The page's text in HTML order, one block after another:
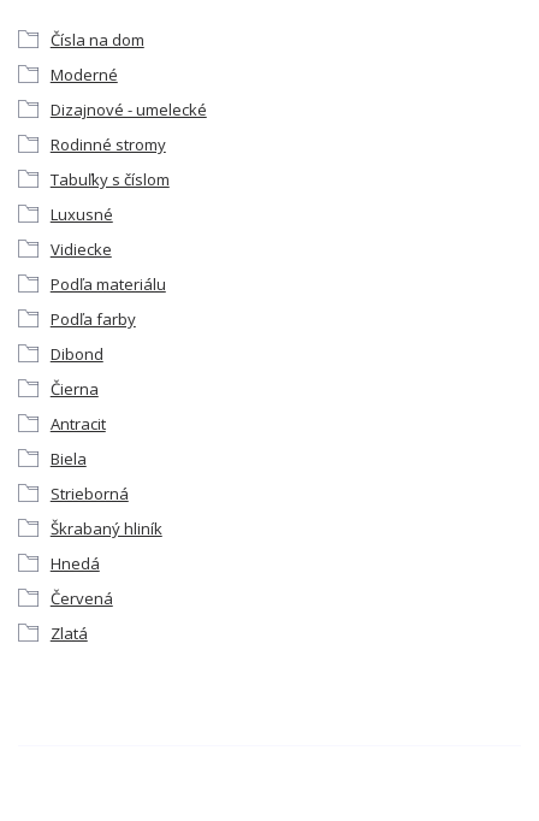
Čísla na dom
Moderné
Dizajnové - umelecké
Rodinné stromy
Tabuľky s číslom
Luxusné
Vidiecke
Podľa materiálu
Podľa farby
Dibond
Čierna
Antracit
Biela
Strieborná
Škrabaný hliník
Hnedá
Červená
Zlatá